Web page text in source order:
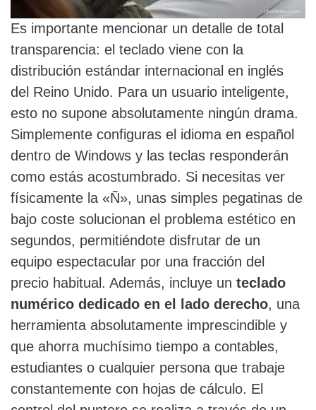
Es importante mencionar un detalle de total
transparencia: el teclado viene con la
distribución estándar internacional en inglés
del Reino Unido. Para un usuario inteligente,
esto no supone absolutamente ningún drama.
Simplemente configuras el idioma en español
dentro de Windows y las teclas responderán
como estás acostumbrado. Si necesitas ver
físicamente la «Ñ», unas simples pegatinas de
bajo coste solucionan el problema estético en
segundos, permitiéndote disfrutar de un
equipo espectacular por una fracción del
precio habitual. Además, incluye un teclado
numérico dedicado en el lado derecho, una
herramienta absolutamente imprescindible y
que ahorra muchísimo tiempo a contables,
estudiantes o cualquier persona que trabaje
constantemente con hojas de cálculo. El